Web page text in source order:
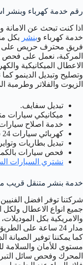
رقم خدمة كهرباء وبنشر
اذا كنت تبحث عن
خدمة كهرباء وبنشر بكل
فريق محترف حريص على
المركبة، نعمل على فحص
الاعطال الميكانيكية
وتصليح وتبديل الدينمو
الزيوت والفلاتر وطرمبة
تبديل سفايف.
ميكانيكي سيارات
خدمة اصلاح
كهربائي سيارات 24 ساعة.
تبديل بطاريات
فحص سيارات
نشتري السيارات
خدمة بنشر متنقل قريب
شركتنا توفر افضل
جميع انواع الاعطال ولكل
والامريكية بكل
مدار 24 ساعة على
كما يمكننا توفير
مستوى للأمان
المحرك وفحص سائل